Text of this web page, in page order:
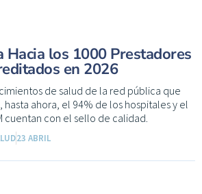
Hacia los 1000 Prestadores
en 2026
de salud de la red pública que
ahora, el 94% de los hospitales y el
cuentan con el sello de calidad.
23 ABRIL